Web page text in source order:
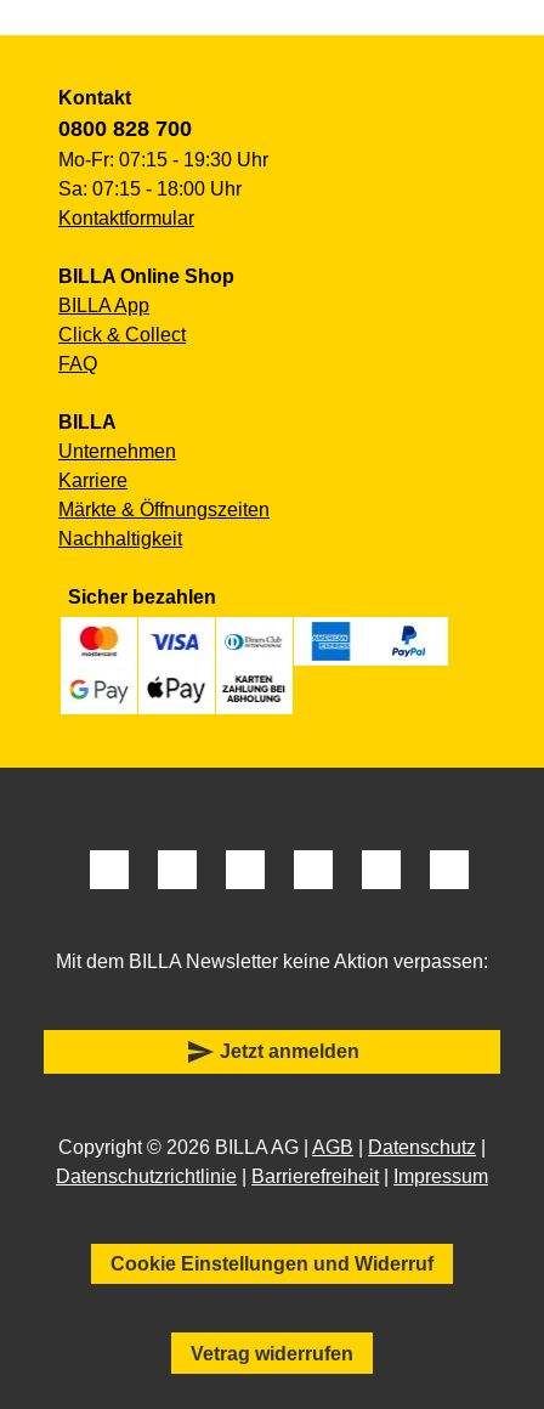
Kontakt
0800 828 700
Mo-Fr: 07:15 - 19:30 Uhr
Sa: 07:15 - 18:00 Uhr
Kontaktformular
BILLA Online Shop
BILLA App
Click & Collect
FAQ
BILLA
Unternehmen
Karriere
Märkte & Öffnungszeiten
Nachhaltigkeit
Sicher bezahlen
Mit dem BILLA Newsletter keine Aktion verpassen:
send Jetzt anmelden
Copyright © 2026 BILLA AG | AGB Datenschutz
Datenschutzrichtlinie
Barrierefreiheit| Impressum
Cookie Einstellungen und Widerruf
Vetrag widerrufen